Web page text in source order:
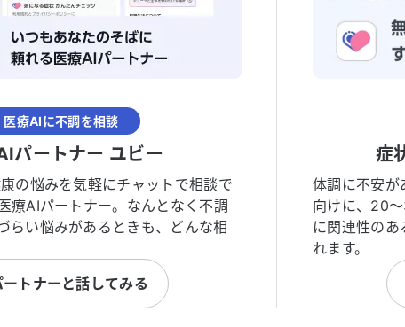
医療AIに不調を相談
パートナー ユビー
の悩みを気軽にチャットで相談で
療AIパートナー。なんとなく不調
らい悩みがあるときも、どんな相
トナーと話してみる
症
体調に不安が
向けに、20
に関連性の
れます。